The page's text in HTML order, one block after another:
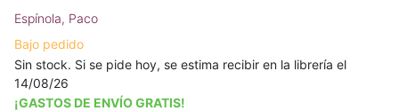
Espínola, Paco
Bajo pedido
Sin stock. Si se pide hoy, se estima recibir en la librería el
14/08/26
¡GASTOS DE ENVÍO GRATIS!